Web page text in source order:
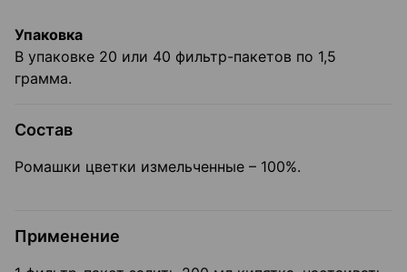
Упаковка
В упаковке 20 или 40 фильтр-пакетов по 1,5
грамма.
Состав
Ромашки цветки измельченные – 100%.
Применение